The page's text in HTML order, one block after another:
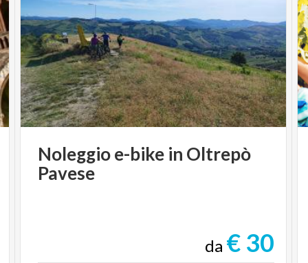
Noleggioe-bike in Oltrepò
Pavese
da € 30